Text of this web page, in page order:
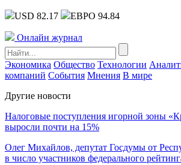
USD 82.17 ЕВРО 94.84
Онлайн журнал
Экономика Общество Технологии
компаний События Мнения В мире
Другие новости
Налоговые поступления игорной зоны
выросли почти на 15%
Олег Михайлов, депутат Госдумы от
в число участников федерального